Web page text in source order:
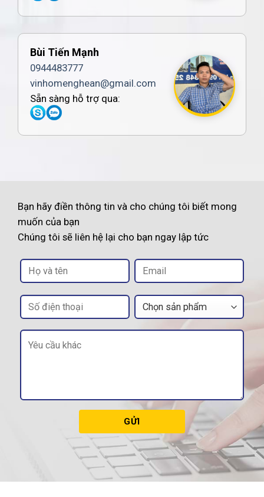
Bùi Tiến Mạnh
0944483777
vinhomenghean@gmail.com
Sẵn sàng hỗ trợ qua:
Bạn hãy điền thông tin và cho chúng tôi biết mong
muốn của bạn
Chúng tôi sẽ liên hệ lại cho bạn ngay lập tức